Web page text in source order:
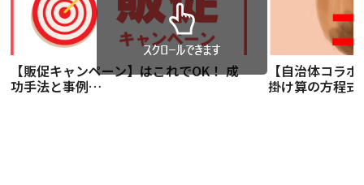
【販促キャンペーン】はこれでOK！ 成
功手法と事例…
【自治体コラ
掛け算の方程式